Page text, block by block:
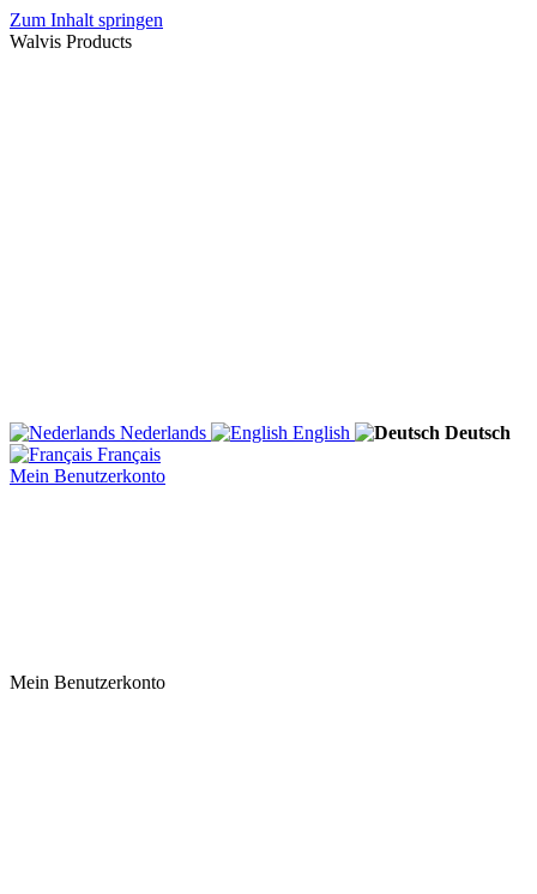
Zum Inhalt springen
Walvis Products
Nederlands English
Deutsch
Français
Mein Benutzerkonto
Mein Benutzerkonto